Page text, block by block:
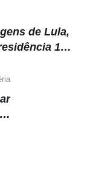
de Lula,
1